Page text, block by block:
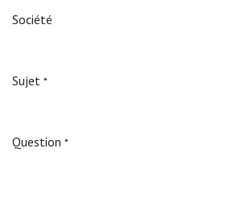
Société
Sujet *
Question *